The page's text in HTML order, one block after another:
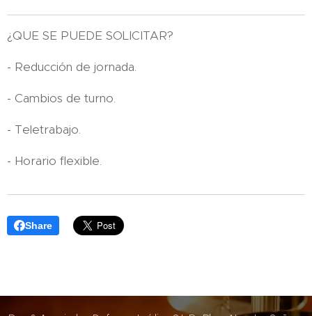
¿QUE SE PUEDE SOLICITAR?
- Reducción de jornada.
- Cambios de turno.
- Teletrabajo.
- Horario flexible.
Share